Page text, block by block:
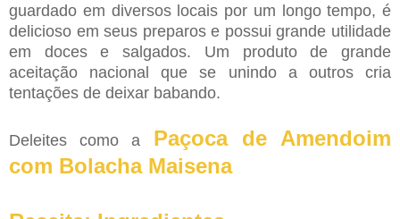
guardado em diversos locais por um longo tempo, é
delicioso em seus preparos e possui grande utilidade
em doces e salgados. Um produto de grande
aceitação nacional que se unindo a outros cria
tentações de deixar babando.
Deleites como a Paçoca de Amendoim
com Bolacha Maisena